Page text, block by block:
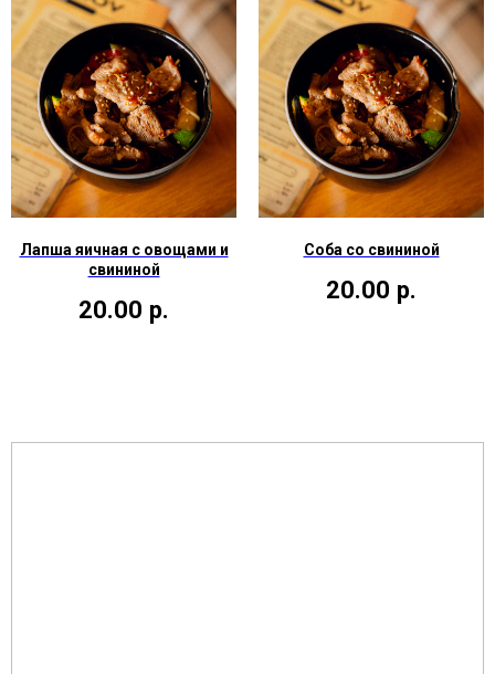
Лапша яичная с овощами и
свининой
20.00 р.
Соба со свининой
20.00 р.